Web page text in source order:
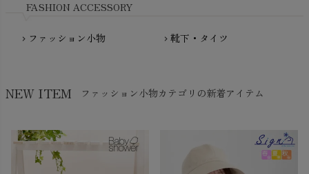
FASHION ACCESSORY
chevron_right ファッション小物 chevron_right 靴下・タイツ
NEW ITEM ファッション小物カテゴリの新着アイテム